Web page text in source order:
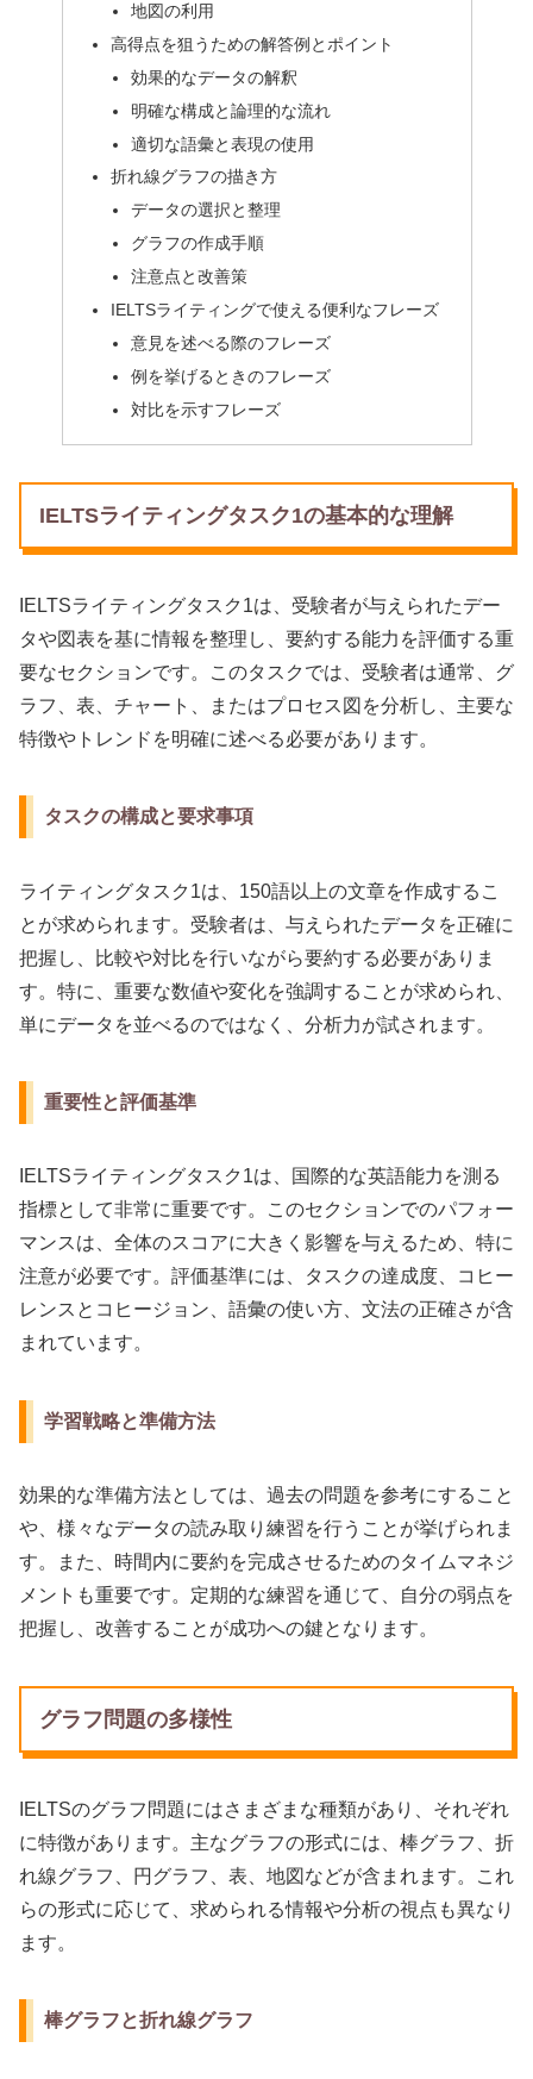
地図の利用
高得点を狙うための解答例とポイント
効果的なデータの解釈
明確な構成と論理的な流れ
適切な語彙と表現の使用
折れ線グラフの描き方
データの選択と整理
グラフの作成手順
注意点と改善策
IELTSライティングで使える便利なフレーズ
意見を述べる際のフレーズ
例を挙げるときのフレーズ
対比を示すフレーズ
IELTSライティングタスク1の基本的な理解
IELTSライティングタスク1は、受験者が与えられたデー
タや図表を基に情報を整理し、要約する能力を評価する重
要なセクションです。このタスクでは、受験者は通常、グ
ラフ、表、チャート、またはプロセス図を分析し、主要な
特徴やトレンドを明確に述べる必要があります。
タスクの構成と要求事項
ライティングタスク1は、150語以上の文章を作成するこ
とが求められます。受験者は、与えられたデータを正確に
把握し、比較や対比を行いながら要約する必要がありま
す。特に、重要な数値や変化を強調することが求められ、
単にデータを並べるのではなく、分析力が試されます。
重要性と評価基準
IELTSライティングタスク1は、国際的な英語能力を測る
指標として非常に重要です。このセクションでのパフォー
マンスは、全体のスコアに大きく影響を与えるため、特に
注意が必要です。評価基準には、タスクの達成度、コヒー
レンスとコヒージョン、語彙の使い方、文法の正確さが含
まれています。
学習戦略と準備方法
効果的な準備方法としては、過去の問題を参考にすること
や、様々なデータの読み取り練習を行うことが挙げられま
す。また、時間内に要約を完成させるためのタイムマネジ
メントも重要です。定期的な練習を通じて、自分の弱点を
把握し、改善することが成功への鍵となります。
グラフ問題の多様性
IELTSのグラフ問題にはさまざまな種類があり、それぞれ
に特徴があります。主なグラフの形式には、棒グラフ、折
れ線グラフ、円グラフ、表、地図などが含まれます。これ
らの形式に応じて、求められる情報や分析の視点も異なり
ます。
棒グラフと折れ線グラフ